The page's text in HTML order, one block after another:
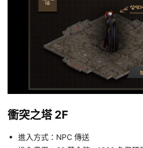
衝突之塔 2F
進入方式：NPC 傳送